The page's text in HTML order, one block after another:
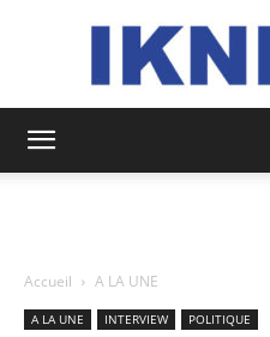
Accueil A LA UNE
A LA UNE INTERVIEW POLITIQUE